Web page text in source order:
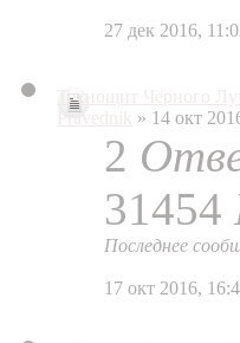
27 дек 2016,
Технощит Чёрного
Pravednik
» 14 окт
2
31454
Последнее
17 окт 2016,